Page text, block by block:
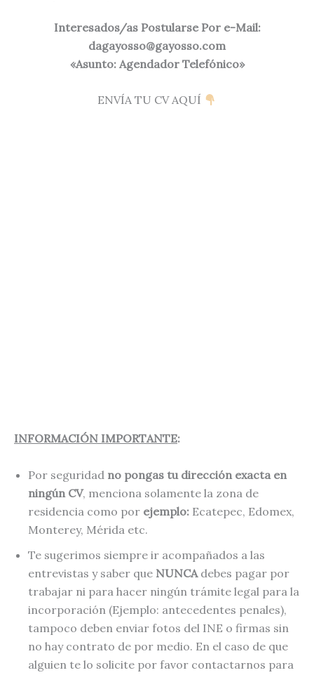
Interesados/as Postularse Por e-Mail:
dagayosso@gayosso.com
«Asunto: Agendador Telefónico»
ENVÍA TU CV AQUÍ
INFORMACIÓN IMPORTANTE:
Por seguridad no pongas tu dirección exacta en
ningún CV, menciona solamente la zona de
residencia como por ejemplo: Ecatepec, Edomex,
Monterey, Mérida etc.
Te sugerimos siempre ir acompañados a las
entrevistas y saber que NUNCAdebes pagar por
trabajar ni para hacer ningún trámite legal para la
incorporación (Ejemplo: antecedentes penales),
tampoco deben enviar fotos del INE o firmas sin
no hay contrato de por medio. En el caso de que
alguien te lo solicite por favor contactarnos para